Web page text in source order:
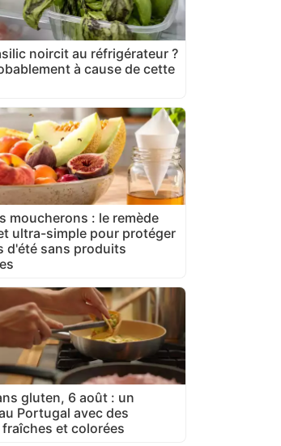
noircit au réfrigérateur ?
à cause de cette
moucherons : le remède
ultra-simple pour protéger
d'été sans produits
gluten, 6 août : un
Portugal avec des
et colorées